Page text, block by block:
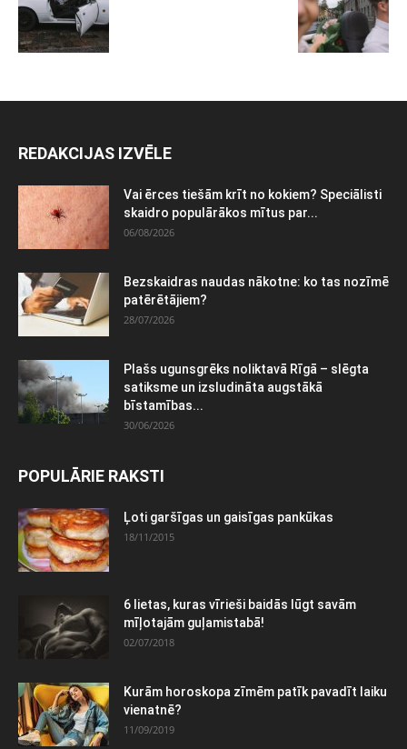
REDAKCIJAS IZVĒLE
Vai ērces tiešām krīt no kokiem? Speciālisti
skaidro populārākos mītus par...
06/08/2026
Bezskaidras naudas nākotne: ko tas nozīmē
patērētājiem?
28/07/2026
Plašs ugunsgrēks noliktavā Rīgā – slēgta
satiksme un izsludināta augstākā
bīstamības...
30/06/2026
POPULĀRIE RAKSTI
Ļoti garšīgas un gaisīgas pankūkas
18/11/2015
6 lietas, kuras vīrieši baidās lūgt savām
mīļotajām guļamistabā!
02/07/2018
Kurām horoskopa zīmēm patīk pavadīt laiku
vienatnē?
11/09/2019